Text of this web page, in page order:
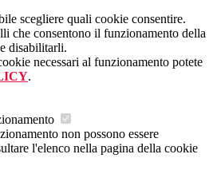
scegliere quali cookie consentire.
che consentono il funzionamento della
disabilitarli.
necessari al funzionamento potete
.
non possono essere
l'elenco nella pagina della cookie